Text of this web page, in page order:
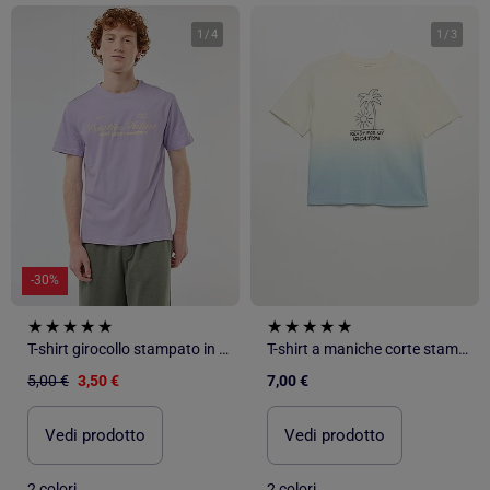
1 /4
-30%
T-shirt girocollo stampato in cotone
5,00 € 3,50 €
Vedi prodotto
1 / 3
T-shirt a maniche corte stampata con tintura tie-dye
7,00 €
Vedi prodotto